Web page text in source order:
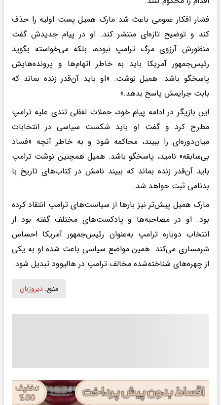
فشار افکار عمومی باعث شد مارک همیل پست اولیه را حذف
کند و توضیح تازه‌ای منتشر کند. او در پیام جدیدش گفت
منظورش آرزوی مرگ ترامپ نبوده، بلکه می‌خواسته بگوید
رئیس‌جمهور آمریکا باید به خاطر اتهام‌ها و پرونده‌هایش
پاسخگو باشد. همیل نوشت: «او باید آن‌قدر زنده بماند که
بابت جرایمش پاسخ بدهد.»
این بازیگر در ادامه پیام خود، حملات لفظی تندی علیه ترامپ
مطرح کرد و گفت او باید شکست سیاسی در انتخابات
میان‌دوره‌ای را ببیند، محاکمه شود و به خاطر آنچه «فساد
بی‌سابقه» نامید، پاسخگو باشد. همیل همچنین نوشت ترامپ
باید آن‌قدر زنده بماند که ببیند نامش در کتاب‌های تاریخ با
بدنامی ثبت خواهد شد.
مارک همیل پیش‌تر نیز بارها از سیاست‌های ترامپ انتقاد کرده
بود. او در مصاحبه‌ها و پادکست‌های مختلف گفته بود از
انتخاب دوباره ترامپ به‌عنوان رئیس‌جمهور آمریکا احساس
شرمساری می‌کند. همین مواضع سیاسی باعث شده او به یکی
از چهره‌های شناخته‌شده مخالف ترامپ در هالیوود تبدیل شود.
منبع: دیروزبان